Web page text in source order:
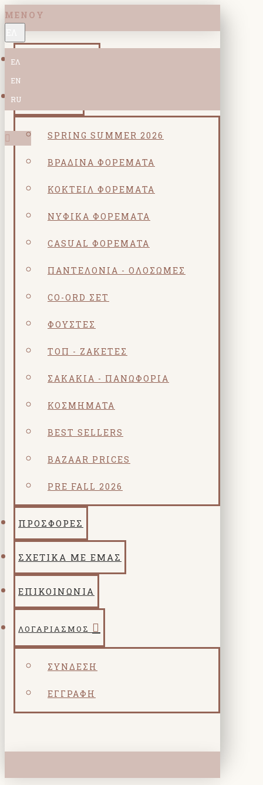
ΜΕΝΟΎ
ΕΛ
EN
RU
ΝΕΕΣ ΑΦΙΞΕΙΣ
ΚΟΛΕΞΙΟΝ
SPRING SUMMER 2026
ΒΡΑΔΙΝΆ ΦΟΡΈΜΑΤΑ
ΚΟΚΤΕΙΛ ΦΟΡΈΜΑΤΑ
ΝΥΦΙΚΆ ΦΟΡΈΜΑΤΑ
CASUAL ΦΟΡΈΜΑΤΑ
ΠΑΝΤΕΛΌΝΙΑ - ΟΛΌΣΩΜΕΣ
CO-ORD ΣΕΤ
ΦΟΎΣΤΕΣ
ΤΟΠ - ΖΑΚΈΤΕΣ
ΣΑΚΆΚΙΑ - ΠΑΝΩΦΌΡΙΑ
ΚΟΣΜΗΜΑΤΑ
BEST SELLERS
BAZAAR PRICES
PRE FALL 2026
ΠΡΟΣΦΟΡΕΣ
ΣΧΕΤΙΚΑ ΜΕ ΕΜΑΣ
ΕΠΙΚΟΙΝΩΝΙΑ
ΛΟΓΑΡΙΑΣΜΌΣ
ΣΎΝΔΕΣΗ
ΕΓΓΡΑΦΉ